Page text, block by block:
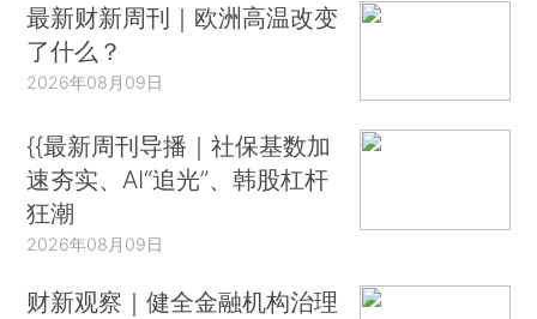
最新财新周刊｜欧洲高温改变
了什么？
2026年08月09日
{{最新周刊导播｜社保基数加
速夯实、AI“追光”、韩股杠杆
狂潮
2026年08月09日
财新观察｜健全金融机构治理